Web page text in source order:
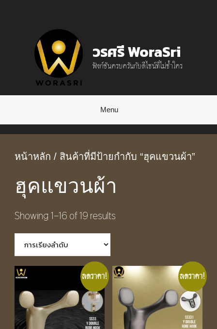
วรศรี WoraSri
ฟังก์ชันครบครันกับดีไซน์ที่ไม่ซ้ำใคร
Menu
หน้าหลัก / สินค้าที่มีป้ายกำกับ “ฮุคแขวนผ้า”
ฮุคแขวนผ้า
Showing 1–16 of 19 results
ลดราคา! ลดราคา!